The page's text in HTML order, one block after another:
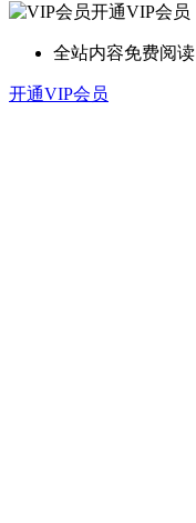
开通VIP会员
全站内容免费阅读
开通VIP会员